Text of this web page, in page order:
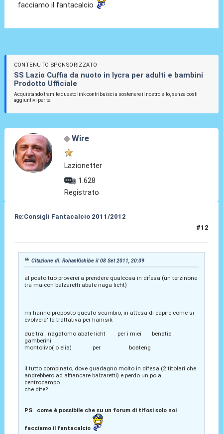
facciamo il fantacalcio
CONTENUTO SPONSORIZZATO
SS Lazio Cuffia da nuoto in lycra per adulti e bambini
Prodotto Ufficiale
Acquistando tramite questo link contribuisci a sostenere il nostro sito, senza costi
aggiuntivi per te.
Wire
Lazionetter
1.628
Registrato
Re:Consigli Fantacalcio 2011/2012
#12
Citazione di: RohanKishibe il 08 Set 2011, 20:09
al posto tuo proverei a prendere qualcosa in difesa (un terzinone
tra maicon balzaretti abate naga licht)
mi hanno proposto questo scambio, in attesa di capire come si
evolvera' la trattativa per hamsik
due tra: nagatomo abate licht per i miei benatia
gamberini
montolivo( o elia) per boateng
il tutto combinato, dove guadagno molto in difesa (2 titolari che
andrebbero ad affiancare balzaretti) e perdo un po a
centrocampo.
che dite?
PS come è possibile che su un forum di tifosi solo noi
facciamo il fantacalcio